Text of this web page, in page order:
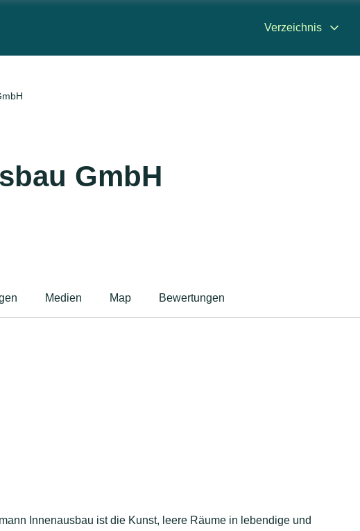
Verzeichnis
GmbH
Medien Map Bewertungen
Innenausbau ist die Kunst, leere Räume in lebendige und